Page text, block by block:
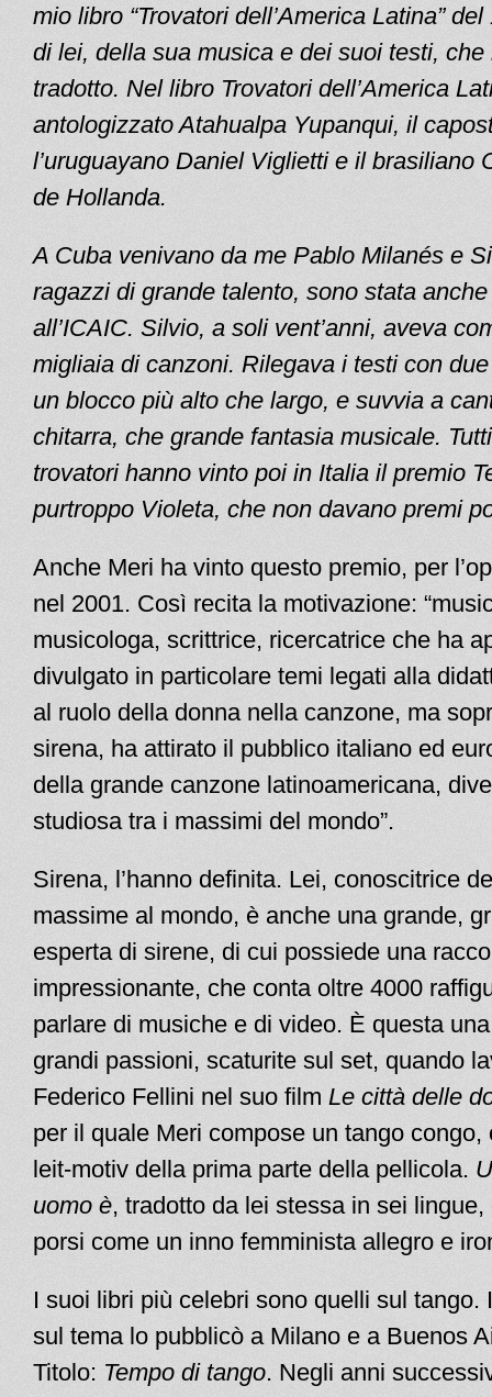
mio libro “Trovatori dell’America Latina”
di lei, della sua musica e dei suoi testi, che
tradotto. Nel libro Trovatori dell’America
antologizzato Atahualpa Yupanqui, il
l’uruguayano Daniel Viglietti e il brasiliano
de Hollanda.
A Cuba venivano da me Pablo Milanés e
ragazzi di grande talento, sono stata
all’ICAIC. Silvio, a soli vent’anni, aveva
migliaia di canzoni. Rilegava i testi con
un blocco più alto che largo, e suvvia a
chitarra, che grande fantasia musicale.
trovatori hanno vinto poi in Italia il premio
purtroppo Violeta, che non davano premi
Anche Meri ha vinto questo premio, per
nel 2001. Così recita la motivazione:
musicologa, scrittrice, ricercatrice che ha
divulgato in particolare temi legati alla
al ruolo della donna nella canzone, ma
sirena, ha attirato il pubblico italiano ed
della grande canzone latinoamericana,
studiosa tra i massimi del mondo”.
Sirena, l’hanno definita. Lei, conoscitrice
massime al mondo, è anche una grande,
esperta di sirene, di cui possiede una
impressionante, che conta oltre 4000
parlare di musiche e di video. È questa
grandi passioni, scaturite sul set, quando
Federico Fellini nel suo film Le città delle
per il quale Meri compose un tango congo,
leit-motiv della prima parte della pellicola.
uomo è, tradotto da lei stessa in sei
porsi come un inno femminista allegro e
I suoi libri più celebri sono quelli sul tango.
sul tema lo pubblicò a Milano e a Buenos
Titolo: Tempo di tango. Negli anni